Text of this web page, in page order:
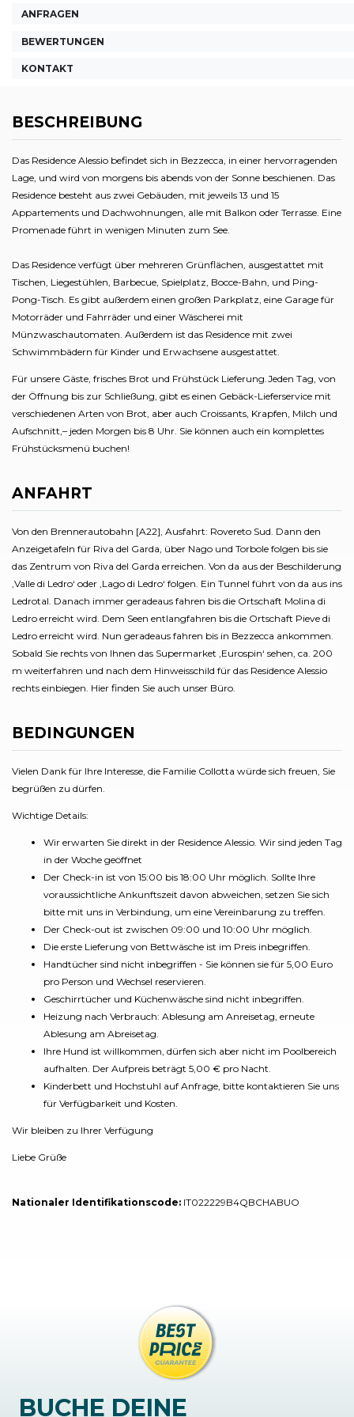
ANFRAGEN
BEWERTUNGEN
KONTAKT
BESCHREIBUNG
Das Residence Alessio befindet sich in Bezzecca, in einer hervorragenden
Lage, und wird von morgens bis abends von der Sonne beschienen. Das
Residence besteht aus zwei Gebäuden, mit jeweils 13 und 15
Appartements und Dachwohnungen, alle mit Balkon oder Terrasse. Eine
Promenade führt in wenigen Minuten zum See.
Das Residence verfügt über mehreren Grünflächen, ausgestattet mit
Tischen, Liegestühlen, Barbecue, Spielplatz, Bocce-Bahn, und Ping-
Pong-Tisch. Es gibt außerdem einen großen Parkplatz, eine Garage für
Motorräder und Fahrräder und einer Wäscherei mit
Münzwaschautomaten. Außerdem ist das Residence mit zwei
Schwimmbädern für Kinder und Erwachsene ausgestattet.
Für unsere Gäste, frisches Brot und Frühstück Lieferung.Jeden Tag, von
der Öffnung bis zur Schließung, gibt es einen Gebäck-Lieferservice mit
verschiedenen Arten von Brot, aber auch Croissants, Krapfen, Milch und
Aufschnitt,– jeden Morgen bis 8 Uhr. Sie können auch ein komplettes
Frühstücksmenü buchen!
ANFAHRT
Von den Brennerautobahn [A22], Ausfahrt: Rovereto Sud. Dann den
Anzeigetafeln für Riva del Garda, über Nago und Torbole folgen bis sie
das Zentrum von Riva del Garda erreichen. Von da aus der Beschilderung
‚Valle di Ledro‘ oder ‚Lago di Ledro‘ folgen. Ein Tunnel führt von da aus ins
Ledrotal. Danach immer geradeaus fahren bis die Ortschaft Molina di
Ledro erreicht wird. Dem Seen entlangfahren bis die Ortschaft Pieve di
Ledro erreicht wird. Nun geradeaus fahren bis in Bezzecca ankommen.
Sobald Sie rechts von Ihnen das Supermarket ‚Eurospin‘ sehen, ca. 200
m weiterfahren und nach dem Hinweisschild für das Residence Alessio
rechts einbiegen. Hier finden Sie auch unser Büro.
BEDINGUNGEN
Vielen Dank für Ihre Interesse, die Familie Collotta würde sich freuen, Sie
begrüßen zu dürfen.
Wichtige Details:
Wir erwarten Sie direkt in der Residence Alessio. Wir sind jeden Tag
in der Woche geöffnet
Der Check-in ist von 15:00 bis 18:00 Uhr möglich. Sollte Ihre
voraussichtliche Ankunftszeit davon abweichen, setzen Sie sich
bitte mit uns in Verbindung, um eine Vereinbarung zu treffen.
Der Check-out ist zwischen 09:00 und 10:00 Uhr möglich.
Die erste Lieferung von Bettwäsche ist im Preis inbegriffen.
Handtücher sind nicht inbegriffen - Sie können sie für 5,00 Euro
pro Person und Wechsel reservieren.
Geschirrtücher und Küchenwäsche sind nicht inbegriffen.
Heizung nach Verbrauch: Ablesung am Anreisetag, erneute
Ablesung am Abreisetag.
Ihre Hund ist willkommen, dürfen sich aber nicht im Poolbereich
aufhalten. Der Aufpreis beträgt 5,00 € pro Nacht.
Kinderbett und Hochstuhl auf Anfrage, bitte kontaktieren Sie uns
für Verfügbarkeit und Kosten.
Wir bleiben zu Ihrer Verfügung
Liebe Grüße
Nationaler Identifikationscode: IT022229B4QBCHABUO
BUCHE DEINE